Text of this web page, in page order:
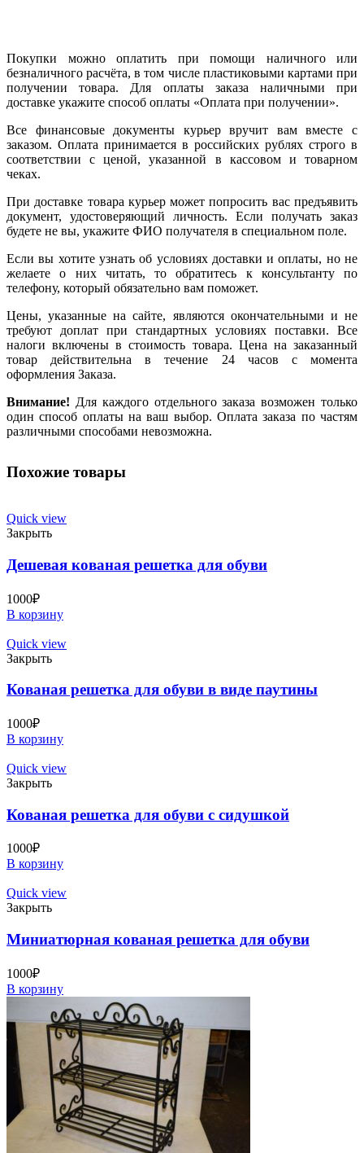
Покупки можно оплатить при помощи наличного или
безналичного расчёта, в том числе пластиковыми картами при
получении товара. Для оплаты заказа наличными при
доставке укажите способ оплаты «Оплата при получении».
Все финансовые документы курьер вручит вам вместе с
заказом. Оплата принимается в российских рублях строго в
соответствии с ценой, указанной в кассовом и товарном
чеках.
При доставке товара курьер может попросить вас предъявить
документ, удостоверяющий личность. Если получать заказ
будете не вы, укажите ФИО получателя в специальном поле.
Если вы хотите узнать об условиях доставки и оплаты, но не
желаете о них читать, то обратитесь к консультанту по
телефону, который обязательно вам поможет.
Цены, указанные на сайте, являются окончательными и не
требуют доплат при стандартных условиях поставки. Все
налоги включены в стоимость товара. Цена на заказанный
товар действительна в течение 24 часов с момента
оформления Заказа.
Внимание! Для каждого отдельного заказа возможен только
один способ оплаты на ваш выбор. Оплата заказа по частям
различными способами невозможна.
Похожие товары
Quick view
Закрыть
Дешевая кованая решетка для обуви
1000₽
В корзину
Quick view
Закрыть
Кованая решетка для обуви в виде паутины
1000₽
В корзину
Quick view
Закрыть
Кованая решетка для обуви с сидушкой
1000₽
В корзину
Quick view
Закрыть
Миниатюрная кованая решетка для обуви
1000₽
В корзину